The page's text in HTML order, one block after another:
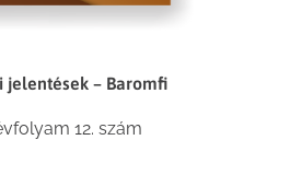
jelentések – Baromfi
12. szám